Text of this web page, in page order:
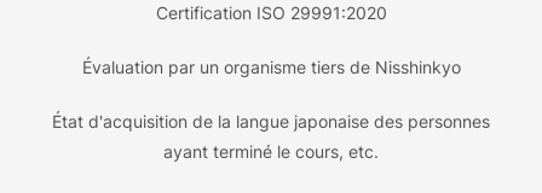
Certification ISO 29991:2020
Évaluation par un organisme tiers de Nisshinkyo
État d'acquisition de la langue japonaise des personnes
ayant terminé le cours, etc.